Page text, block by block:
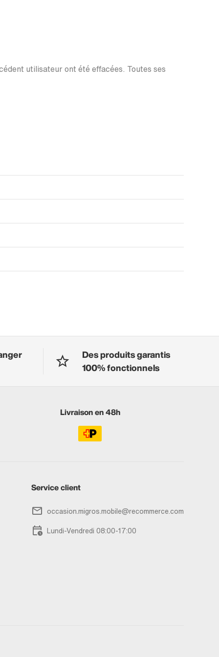
utilisateur ont été effacées. Toutes ses
Des produits garantis
100% fonctionnels
Livraison en 48h
Service client
occasion.migros.mobile@recommerce.com
Lundi-Vendredi 08:00-17:00